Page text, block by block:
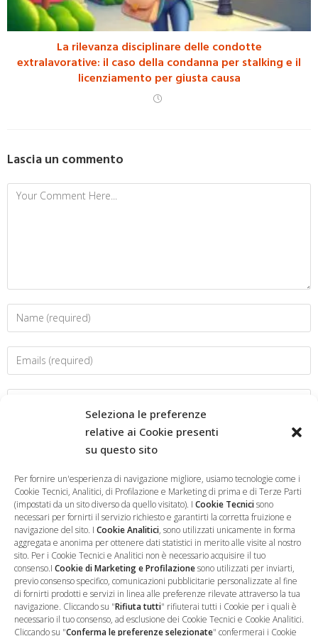
Seleziona le preferenze
relative ai Cookie presenti
su questo sito
Per fornire un'esperienza di navigazione migliore, usiamo tecnologie come i
Cookie Tecnici, Analitici, di Profilazione e Marketing di prima e di Terze Parti
(impostati da un sito diverso da quello visitato). I Cookie Tecnicisono
necessari per fornirti il servizio richiesto e garantirti la corretta fruizione e
navigazione del sito. I Cookie Analitici, sono utilizzati unicamente in forma
aggregata e anonima per ottenere dati statistici in merito alle visite al nostro
sito. Per i Cookie Tecnici e Analitici non è necessario acquisire il tuo
consenso.I Cookie di Marketing e Profilazionesono utilizzati per inviarti,
previo consenso specifico, comunicazioni pubblicitarie personalizzate al fine
di fornirti prodotti e servizi in linea alle preferenze rilevate attraverso la tua
navigazione. Cliccando su "Rifiuta tutti" rifiuterai tutti i Cookie per i quali è
necessario il tuo consenso, ad esclusione dei Cookie Tecnici e Cookie Analitici.
Cliccando su "Conferma le preferenze selezionate" confermerai i Cookie
La rilevanza disciplinare delle condotte
extralavorative: il caso della condanna per stalking e il
licenziamento per giusta causa
Lascia un commento
Salva il mio nome, email e sito web in questo browser per la
prossima volta che commento.